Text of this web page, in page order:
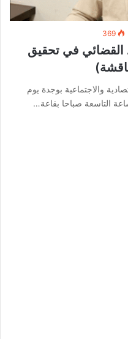
369
القضائي في تحقيق
والاجتماعية بوجدة يوم